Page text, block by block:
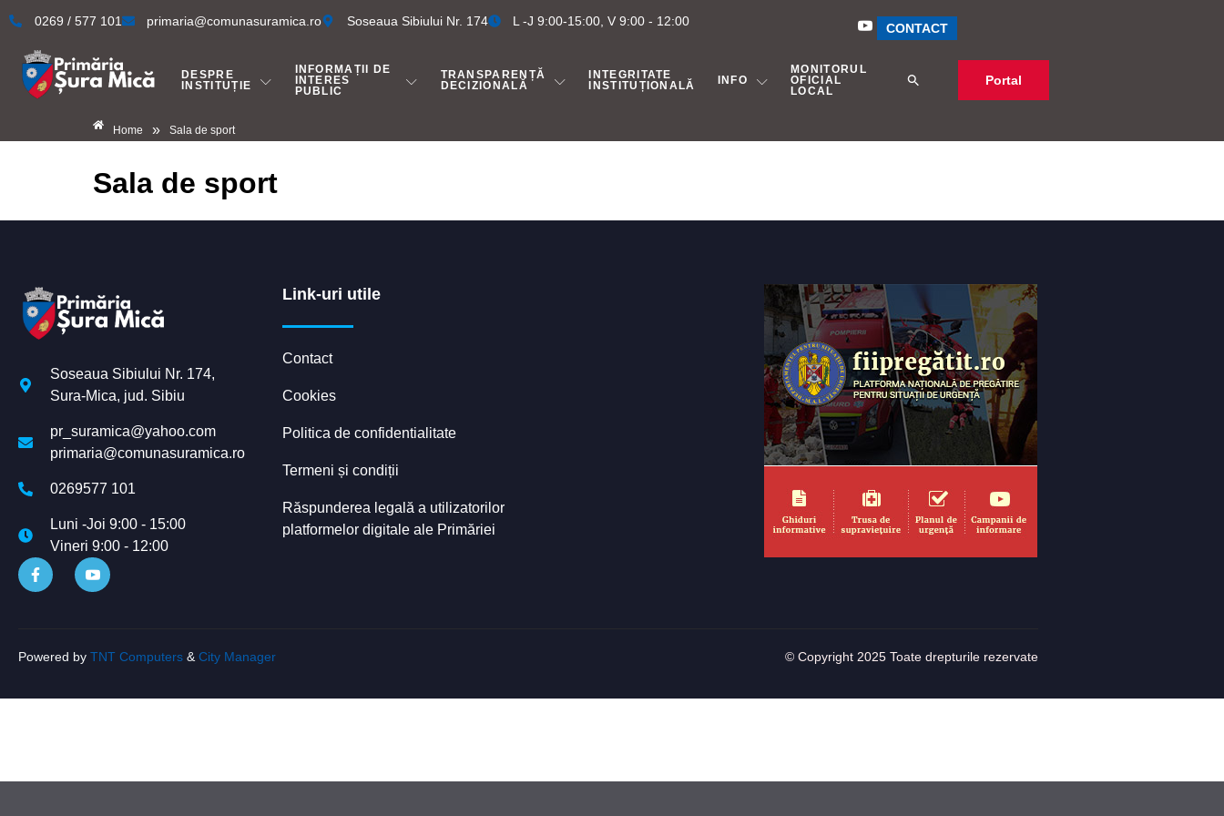
0269 / 577 101 primaria@comunasuramica.ro Soseaua Sibiului Nr. 174 L -J 9:00-15:00, V 9:00 - 12:00
CONTACT
DESPRE
INSTITUȚIE
INFORMAȚII DE
INTERES
PUBLIC
TRANSPARENȚĂ
DECIZIONALĂ
INTEGRITATE
INSTITUȚIONALĂ
INFO
MONITORUL
OFICIAL
LOCAL
Portal
Home » Sala de sport
Sala de sport
Soseaua Sibiului Nr. 174,
Sura-Mica, jud. Sibiu
pr_suramica@yahoo.com
primaria@comunasuramica.ro
0269577 101
Luni -Joi 9:00 - 15:00
Vineri 9:00 - 12:00
Link-uri utile
Contact
Cookies
Politica de confidentialitate
Termeni și condiții
Răspunderea legală a utilizatorilor
platformelor digitale ale Primăriei
Powered by TNT Computers &City Manager © Copyright 2025 Toate drepturile rezervate